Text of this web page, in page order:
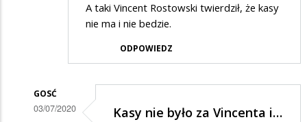
A taki Vincent Rostowski twierdził, że kasy
nie ma i nie bedzie.
ODPOWIEDZ
GOSĆ
03/07/2020 Kasy nie było za Vincenta i…